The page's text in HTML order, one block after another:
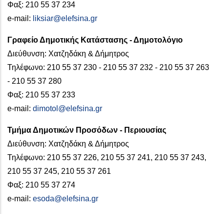
Φαξ: 210 55 37 234
e-mail: liksiar@elefsina.gr
Γραφείο Δημοτικής Κατάστασης - Δημοτολόγιο
Διεύθυνση: Χατζηδάκη & Δήμητρος
Τηλέφωνο: 210 55 37 230 - 210 55 37 232 - 210 55 37 263
- 210 55 37 280
Φαξ: 210 55 37 233
e-mail: dimotol@elefsina.gr
Τμήμα Δημοτικών Προσόδων - Περιουσίας
Διεύθυνση: Χατζηδάκη & Δήμητρος
Τηλέφωνο: 210 55 37 226, 210 55 37 241, 210 55 37 243,
210 55 37 245, 210 55 37 261
Φαξ: 210 55 37 274
e-mail: esoda@elefsina.gr